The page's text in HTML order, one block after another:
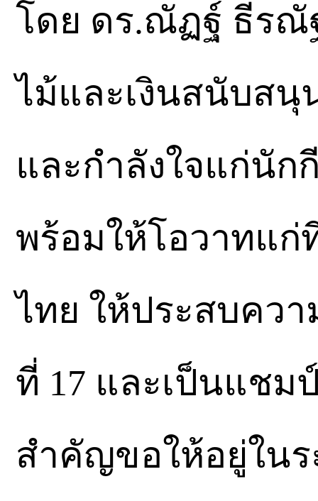
โดย ดร.ณัฏฐ์ ธีรณั
ไม้และเงินสนับสนุ
และกำลังใจแก่นัก
พร้อมให้โอวาทแ
ไทย ให้ประสบคว
ที่ 17 และเป็นแชม
สำคัญขอให้อยู่ใน